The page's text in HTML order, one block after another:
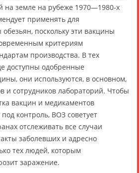
на земле на рубеже 1970—1980-х
применять для
поскольку эти вакцины
критериям
производства. В тех
доступны одобренные
они используются, в основном,
и сотрудников лабораторий. Чтобы
вакцин и медикаментов
контроль, ВОЗ советует
отслеживать все случаи
заболевших и адресно
тех людей, которым
заражение.